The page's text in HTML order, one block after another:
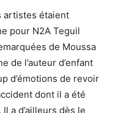
artistes étaient
pour N2A Teguil
de Moussa
de l’auteur d’enfant
d’émotions de revoir
dont il a été
a d’ailleurs dès le